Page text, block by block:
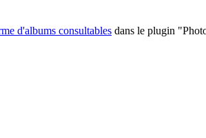
d'albums consultables dans le plugin